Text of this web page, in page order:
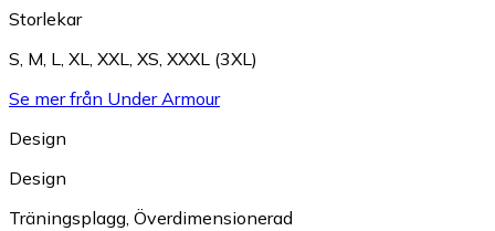
Storlekar
S, M, L, XL, XXL, XS, XXXL (3XL)
Se mer från Under Armour
Design
Design
Träningsplagg, Överdimensionerad